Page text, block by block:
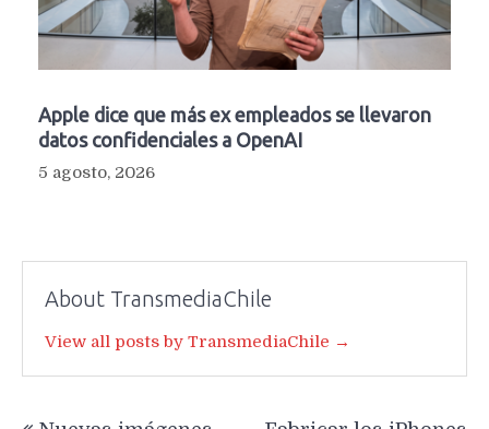
Apple dice que más ex empleados se llevaron
datos confidenciales a OpenAI
5 agosto, 2026
About TransmediaChile
View all posts by TransmediaChile →